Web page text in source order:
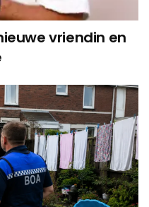
vriendin en